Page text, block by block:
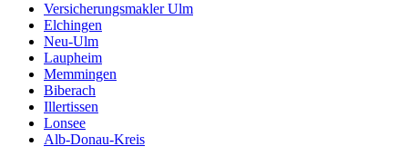
Versicherungsmakler Ulm
Elchingen
Neu-Ulm
Laupheim
Memmingen
Biberach
Illertissen
Lonsee
Alb-Donau-Kreis